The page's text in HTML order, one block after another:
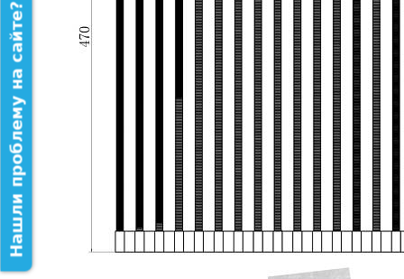
Нашли проблему на сайте?